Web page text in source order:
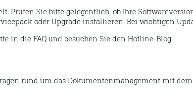
Sie bitte gelegentlich, ob Ihre
oder Upgrade installieren. Bei wichtigen
in die FAQ und besuchen Sie den Hotline-Blog:
rund um das Dokumentenmanagement mit